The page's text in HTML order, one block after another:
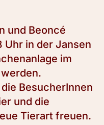
und Beoncé
Uhr in der Jansen
im
BesucherInnen
und die
Tierart freuen.